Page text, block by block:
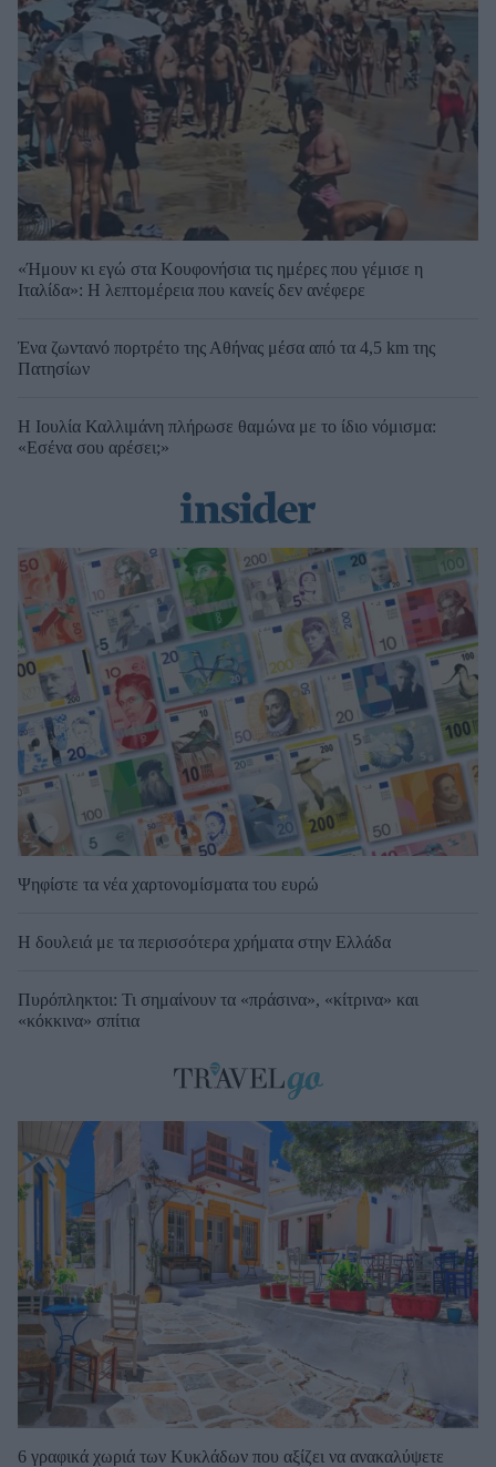
«Ήμουν κι εγώ στα Κουφονήσια τις ημέρες που γέμισε η
Ιταλίδα»: Η λεπτομέρεια που κανείς δεν ανέφερε
Ένα ζωντανό πορτρέτο της Αθήνας μέσα από τα 4,5 km της
Πατησίων
Η Ιουλία Καλλιμάνη πλήρωσε θαμώνα με το ίδιο νόμισμα:
«Εσένα σου αρέσει;»
Ψηφίστε τα νέα χαρτονομίσματα του ευρώ
Η δουλειά με τα περισσότερα χρήματα στην Ελλάδα
Πυρόπληκτοι: Τι σημαίνουν τα «πράσινα», «κίτρινα» και
«κόκκινα» σπίτια
6 γραφικά χωριά των Κυκλάδων που αξίζει να ανακαλύψετε